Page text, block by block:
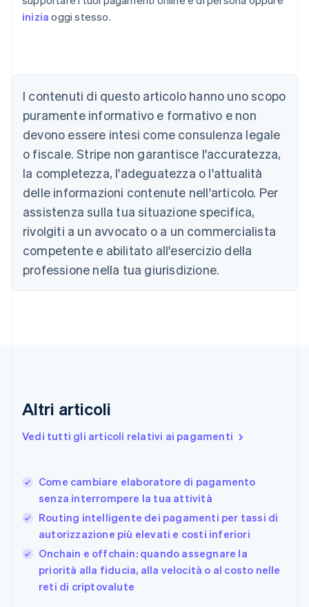
inizia oggi stesso.
I contenuti di questo articolo hanno uno scopo
puramente informativo e formativo e non
devono essere intesi come consulenza legale
o fiscale. Stripe non garantisce l'accuratezza,
la completezza, l'adeguatezza o l'attualità
delle informazioni contenute nell'articolo. Per
assistenza sulla tua situazione specifica,
rivolgiti a un avvocato o a un commercialista
competente e abilitato all'esercizio della
professione nella tua giurisdizione.
Altri articoli
Vedi tutti gli articoli relativi ai pagamenti
Come cambiare elaboratore di pagamento
senza interrompere la tua attività
Routing intelligente dei pagamenti per tassi di
autorizzazione più elevati e costi inferiori
Onchain e offchain: quando assegnare la
priorità alla fiducia, alla velocità o al costo nelle
reti di criptovalute
English
DeutschEnglish
Belgio
Nederlands Français English
Brasile
PortuguêsEnglish
Bulgaria
Canada
EnglishFrançais
Cina continentale
简体中文English
Cipro
Finlandia
Francia
DeutschEnglish
Giappone
日本語 English
Gibilterra
English
Grecia
English
India